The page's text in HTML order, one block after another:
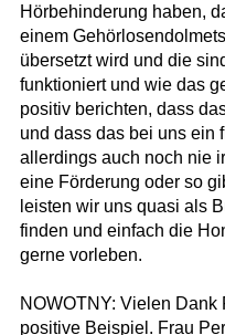
Hörbehinderung haben,
einem
übersetzt wird und die
funktioniert und wie das
positiv berichten, dass
und dass das bei uns ein
allerdings auch noch nie
eine Förderung oder so
leisten wir uns quasi als
finden und einfach die
gerne vorleben.
NOWOTNY: Vielen
positive Beispiel. Frau